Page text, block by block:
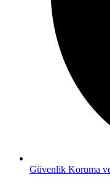
Güvenlik Koruma